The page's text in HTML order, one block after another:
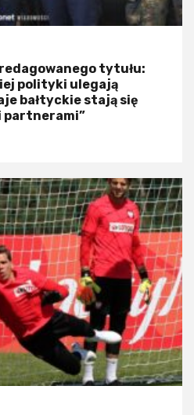
tytułu:
polityki ulegają
bałtyckie stają się
partnerami”